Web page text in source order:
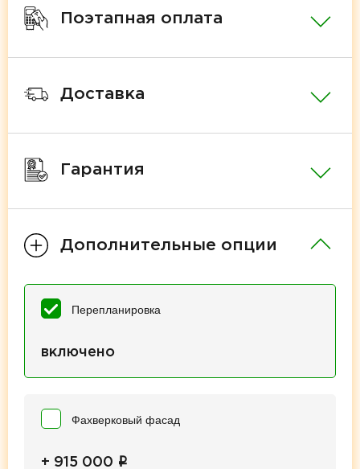
Поэтапная оплата
Доставка
Гарантия
Дополнительные опции
Перепланировка
включено
Фахверковый фасад
+ 915 000 i